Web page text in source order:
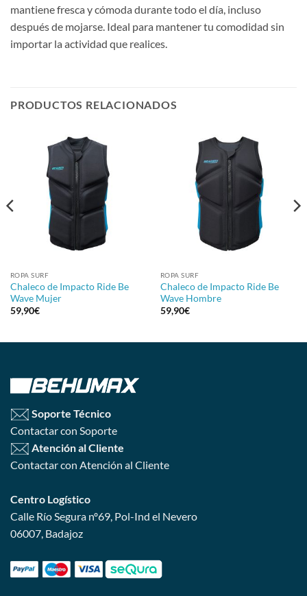
mantiene fresca y cómoda durante todo el día, incluso
después de mojarse. Ideal para mantener tu comodidad sin
importar la actividad que realices.
PRODUCTOS RELACIONADOS
ROPA SURF
Chaleco de Impacto Ride Be
Wave Mujer
59,90€
ROPA SURF
Chaleco de Impacto Ride Be
Wave Hombre
59,90€
Soporte Técnico
Contactar con Soporte
Atención al Cliente
Contactar con Atención al Cliente
Centro Logístico
Calle Río Segura nº69, Pol-Ind el Nevero
06007, Badajoz